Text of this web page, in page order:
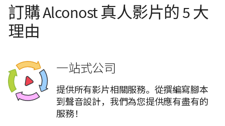
訂購 Alconost 真人影片的 5 大
理由
一站式公司
提供所有影片相關服務。從撰編寫腳本
到聲音設計，我們為您提供應有盡有的
服務！